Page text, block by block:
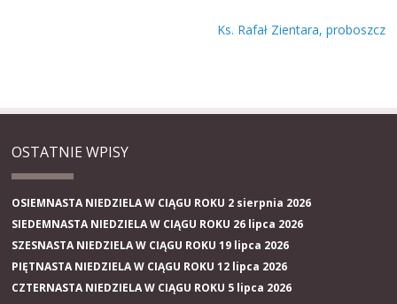
Ks. Rafał Zientara, proboszcz
OSTATNIE WPISY
OSIEMNASTA NIEDZIELA W CIĄGU ROKU 2 sierpnia 2026
SIEDEMNASTA NIEDZIELA W CIĄGU ROKU 26 lipca 2026
SZESNASTA NIEDZIELA W CIĄGU ROKU 19 lipca 2026
PIĘTNASTA NIEDZIELA W CIĄGU ROKU 12 lipca 2026
CZTERNASTA NIEDZIELA W CIĄGU ROKU 5 lipca 2026